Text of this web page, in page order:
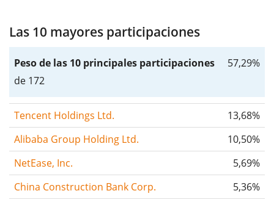
Las 10 mayores participaciones
Peso de las 10 principales participaciones
de 172
57,29%
Tencent Holdings Ltd.
13,68%
Alibaba Group Holding Ltd.
10,50%
NetEase, Inc.
5,69%
China Construction Bank Corp.
5,36%